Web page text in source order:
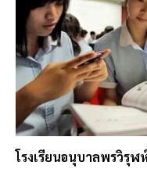
โรงเรียนอนุบาลพรวิรุ